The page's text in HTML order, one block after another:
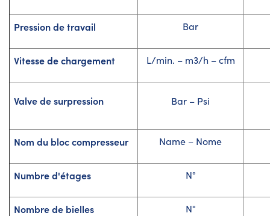
Pression de travail Bar
Vitesse de chargement L/min. – m3/h – cfm
Valve de surpression Bar – Psi
Nom du bloc compresseur Name – Nome
Numbre d'étages N°
Nombre de bielles N°